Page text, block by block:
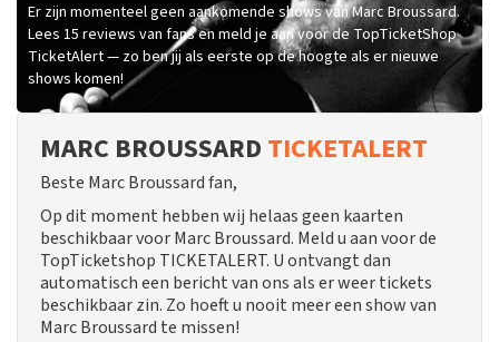
Er zijn momenteel geen aankomende shows van Marc Broussard.
Lees 15 reviews van fans en meld je aan voor de TopTicketShop
TicketAlert — zo ben jij als eerste op de hoogte als er nieuwe
shows komen!
MARC BROUSSARD TICKETALERT
Beste Marc Broussard fan,
Op dit moment hebben wij helaas geen kaarten
beschikbaar voor Marc Broussard. Meld u aan voor de
TopTicketshop TICKETALERT. U ontvangt dan
automatisch een bericht van ons als er weer tickets
beschikbaar zin. Zo hoeft u nooit meer een show van
Marc Broussard te missen!